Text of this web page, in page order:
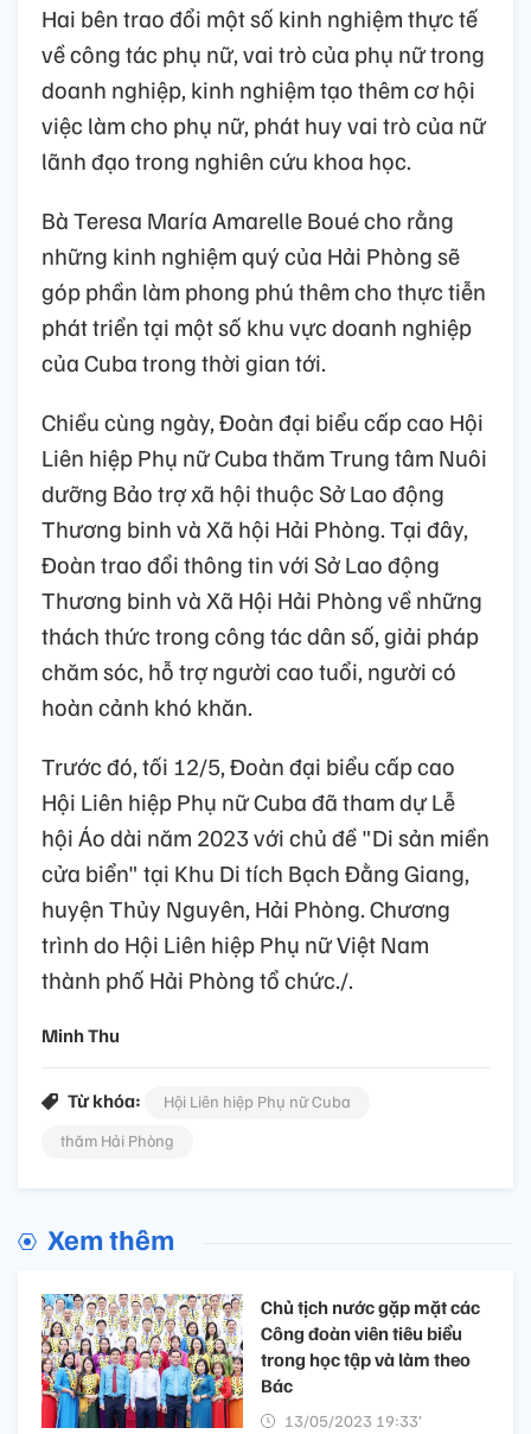
Hai bên trao đổi một số kinh nghiệm thực tế
về công tác phụ nữ, vai trò của phụ nữ trong
doanh nghiệp, kinh nghiệm tạo thêm cơ hội
việc làm cho phụ nữ, phát huy vai trò của nữ
lãnh đạo trong nghiên cứu khoa học.
Bà Teresa María Amarelle Boué cho rằng
những kinh nghiệm quý của Hải Phòng sẽ
góp phần làm phong phú thêm cho thực tiễn
phát triển tại một số khu vực doanh nghiệp
của Cuba trong thời gian tới.
Chiều cùng ngày, Đoàn đại biểu cấp cao Hội
Liên hiệp Phụ nữ Cuba thăm Trung tâm Nuôi
dưỡng Bảo trợ xã hội thuộc Sở Lao động
Thương binh và Xã hội Hải Phòng. Tại đây,
Đoàn trao đổi thông tin với Sở Lao động
Thương binh và Xã Hội Hải Phòng về những
thách thức trong công tác dân số, giải pháp
chăm sóc, hỗ trợ người cao tuổi, người có
hoàn cảnh khó khăn.
Trước đó, tối 12/5, Đoàn đại biểu cấp cao
Hội Liên hiệp Phụ nữ Cuba đã tham dự Lễ
hội Áo dài năm 2023 với chủ đề "Di sản miền
cửa biển" tại Khu Di tích Bạch Đằng Giang,
huyện Thủy Nguyên, Hải Phòng. Chương
trình do Hội Liên hiệp Phụ nữ Việt Nam
thành phố Hải Phòng tổ chức./.
Minh Thu
Từ khóa:
Hội Liên hiệp Phụ nữ Cuba
thăm Hải Phòng
Xem thêm
Chủ tịch nước gặp mặt các
Công đoàn viên tiêu biểu
trong học tập và làm theo
Bác
13/05/2023 19:33’